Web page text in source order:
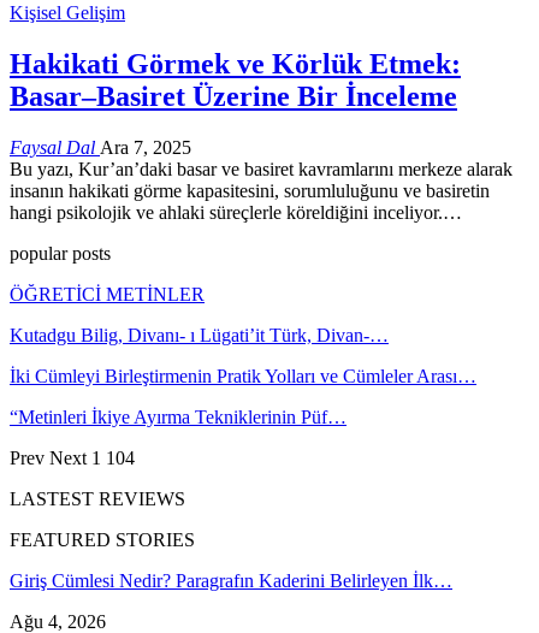
Kişisel Gelişim
Hakikati Görmek ve Körlük Etmek:
Basar–Basiret Üzerine Bir İnceleme
Faysal Dal Ara 7, 2025
Bu yazı, Kur’an’daki basar ve basiret kavramlarını merkeze alarak
insanın hakikati görme kapasitesini, sorumluluğunu ve basiretin
hangi psikolojik ve ahlaki süreçlerle köreldiğini inceliyor.…
popular posts
ÖĞRETİCİ METİNLER
Kutadgu Bilig, Divanı- ı Lügati’it Türk, Divan-…
İki Cümleyi Birleştirmenin Pratik Yolları ve Cümleler Arası…
“Metinleri İkiye Ayırma Tekniklerinin Püf…
Prev Next 1 104
LASTEST REVIEWS
FEATURED STORIES
Giriş Cümlesi Nedir? Paragrafın Kaderini Belirleyen İlk…
Ağu 4, 2026